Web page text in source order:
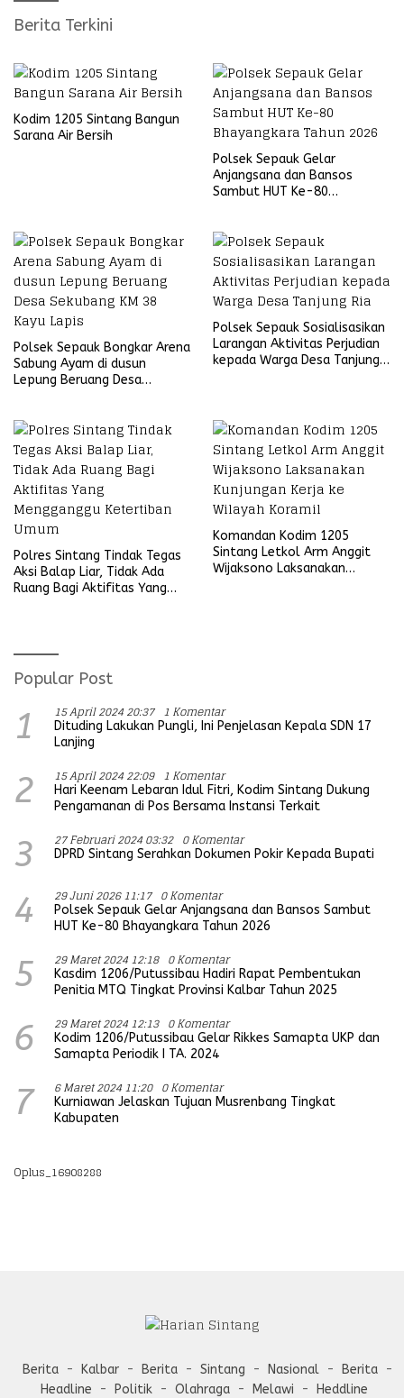
Berita Terkini
Kodim 1205 Sintang Bangun
Sarana Air Bersih
Polsek Sepauk Gelar
Anjangsana dan Bansos
Sambut HUT Ke-80
Polsek Sepauk Bongkar Arena
Sabung Ayam di dusun
Lepung Beruang Desa
Polsek Sepauk Sosialisasikan
Larangan Aktivitas Perjudian
kepada Warga Desa Tanjung
Polres Sintang Tindak Tegas
Aksi Balap Liar, Tidak Ada
Ruang Bagi Aktifitas Yang
Komandan Kodim 1205
Sintang Letkol Arm Anggit
Wijaksono Laksanakan
Popular Post
1 15 April 2024 20:37 1 Komentar
Dituding Lakukan Pungli, Ini Penjelasan Kepala SDN 17
Lanjing
2 15 April 2024 22:09 1 Komentar
Hari Keenam Lebaran Idul Fitri, Kodim Sintang Dukung
Pengamanan di Pos Bersama Instansi Terkait
3 27 Februari 2024 03:32 0 Komentar
DPRD Sintang Serahkan Dokumen Pokir Kepada Bupati
4 29 Juni 2026 11:17 0 Komentar
Polsek Sepauk Gelar Anjangsana dan Bansos Sambut
HUT Ke-80 Bhayangkara Tahun 2026
5 29 Maret 2024 12:18 0 Komentar
Kasdim 1206/Putussibau Hadiri Rapat Pembentukan
Penitia MTQ Tingkat Provinsi Kalbar Tahun 2025
6 29 Maret 2024 12:13 0 Komentar
Kodim 1206/Putussibau Gelar Rikkes Samapta UKP dan
Samapta Periodik I TA. 2024
7 6 Maret 2024 11:20 0 Komentar
Kurniawan Jelaskan Tujuan Musrenbang Tingkat
Kabupaten
Oplus_16908288
Berita Kalbar Berita Sintang Nasional
Berita
Headline
Politik Olahraga Melawi Heddline